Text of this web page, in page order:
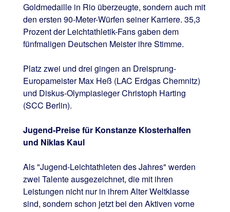
Goldmedaille in Rio überzeugte, sondern auch mit
den ersten 90-Meter-Würfen seiner Karriere. 35,3
Prozent der Leichtathletik-Fans gaben dem
fünfmaligen Deutschen Meister ihre Stimme.
Platz zwei und drei gingen an Dreisprung-
Europameister Max Heß (LAC Erdgas Chemnitz)
und Diskus-Olympiasieger Christoph Harting
(SCC Berlin).
Jugend-Preise für Konstanze Klosterhalfen
und Niklas Kaul
Als "Jugend-Leichtathleten des Jahres" werden
zwei Talente ausgezeichnet, die mit ihren
Leistungen nicht nur in ihrem Alter Weltklasse
sind, sondern schon jetzt bei den Aktiven vorne